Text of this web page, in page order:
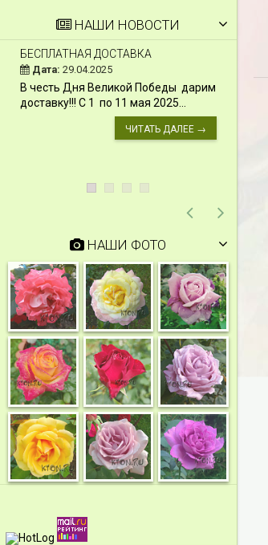
НАШИ НОВОСТИ
БЕСПЛАТНАЯ ДОСТАВКА
Дата: 29.04.2025
В честь Дня Великой Победы дарим
доставку!!! С 1 по 11 мая 2025...
ЧИТАТЬ ДАЛЕЕ →
НАШИ ФОТО